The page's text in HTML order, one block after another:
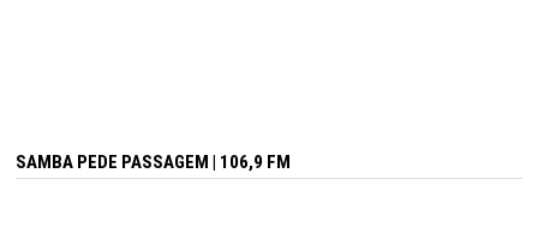
SAMBA PEDE PASSAGEM | 106,9 FM